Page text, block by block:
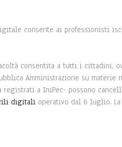
consente ai professionisti
consentita a tutti i cittadini,
Amministrazione su materie
a IniPec- possono
digitali operativo dal 6 luglio.